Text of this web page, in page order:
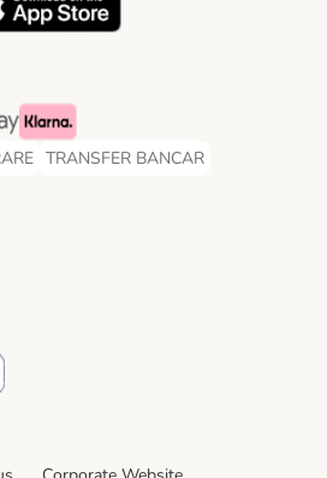
MethodMethod
Pay Payment Method
Klarna Payment Method
Payment Method
TRANSFER BANCAR
TRANSFER BANCAR Payment
Method
Security